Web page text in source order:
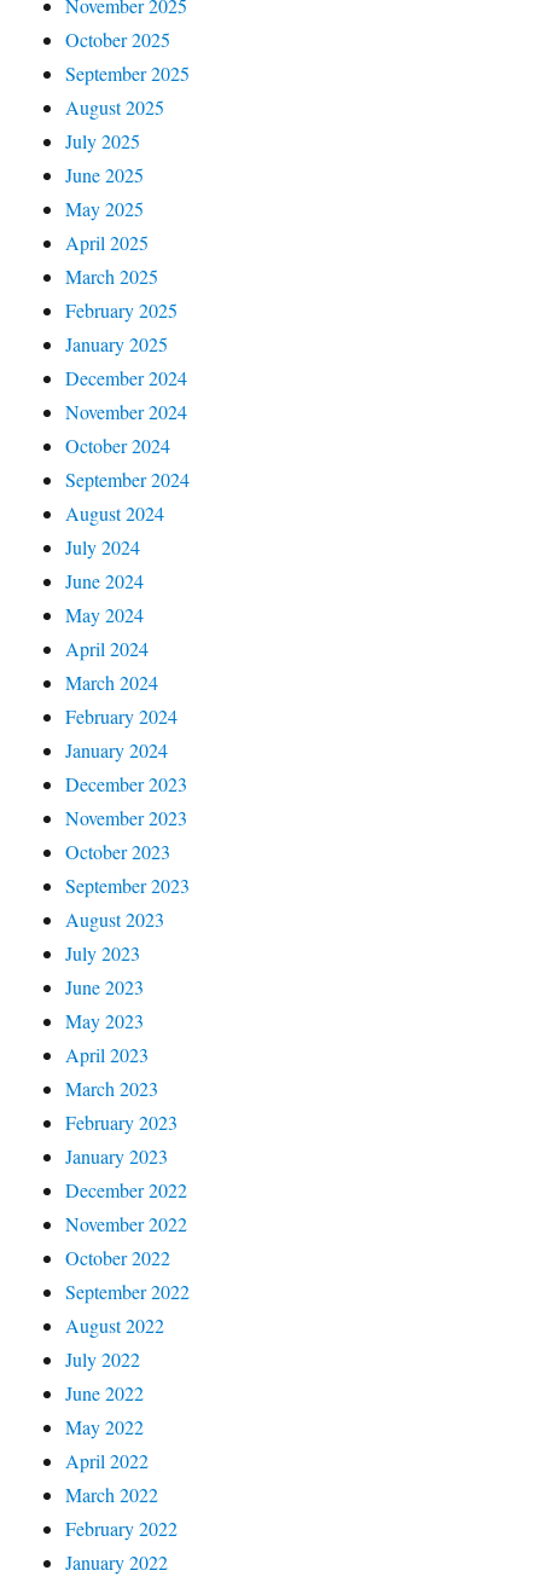
October 2025
September 2025
August 2025
July 2025
June 2025
May 2025
April 2025
March 2025
February 2025
January 2025
December 2024
November 2024
October 2024
September 2024
August 2024
July 2024
June 2024
May 2024
April 2024
March 2024
February 2024
January 2024
December 2023
November 2023
October 2023
September 2023
August 2023
July 2023
June 2023
May 2023
April 2023
March 2023
February 2023
January 2023
December 2022
November 2022
October 2022
September 2022
August 2022
July 2022
June 2022
May 2022
April 2022
March 2022
February 2022
January 2022